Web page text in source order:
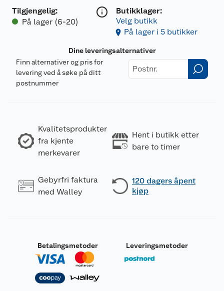
Tilgjengelig:
På lager (6-20)
Butikklager:
Velg butikk
På lager i 5 butikker
Dine leveringsalternativer
Finn alternativer og pris for
levering ved å søke på ditt
postnummer
Kvalitetsprodukter
fra kjente
merkevarer
Hent i butikk etter
bare to timer
Gebyrfri faktura
med Walley
120 dagers åpent
kjøp
Betalingsmetoder Leveringsmetoder